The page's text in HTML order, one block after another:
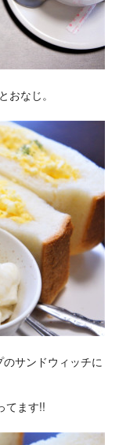
おなじ。
サンドウィッチに
てます!!